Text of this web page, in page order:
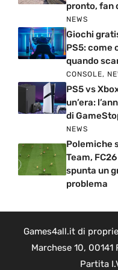
pronto, fan
NEWS
Giochi
PS5: come
quando
CONSOLE,
PS5 vs
un’era:
di
NEWS
Polemiche
Team,
spunta un
problema
Games4all.it di
Marchese 10, 00141
Partita